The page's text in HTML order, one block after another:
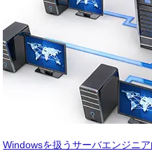
Windowsを扱うサーバエンジニ